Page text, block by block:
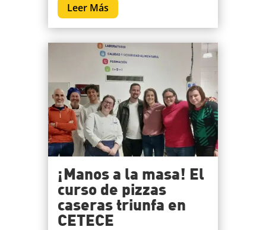
Leer Más
¡Manos a la masa! El
curso de pizzas
caseras triunfa en
CETECE